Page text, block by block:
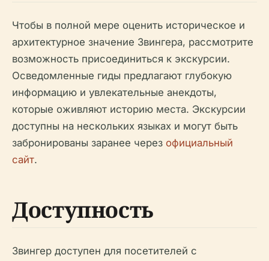
Чтобы в полной мере оценить историческое и
архитектурное значение Звингера, рассмотрите
возможность присоединиться к экскурсии.
Осведомленные гиды предлагают глубокую
информацию и увлекательные анекдоты,
которые оживляют историю места. Экскурсии
доступны на нескольких языках и могут быть
забронированы заранее через официальный
сайт.
Доступность
Звингер доступен для посетителей с